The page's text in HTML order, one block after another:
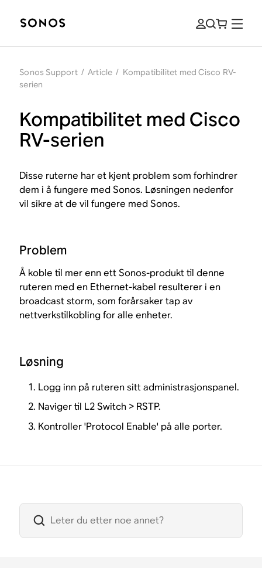
Sonos Support / Article / Kompatibilitet med Cisco RV-
serien
Kompatibilitet med Cisco
RV-serien
Disse ruterne har et kjent problem som forhindrer
dem i å fungere med Sonos. Løsningen nedenfor
vil sikre at de vil fungere med Sonos.
Problem
Å koble til mer enn ett Sonos-produkt til denne
ruteren med en Ethernet-kabel resulterer i en
broadcast storm, som forårsaker tap av
nettverkstilkobling for alle enheter.
Løsning
Logg inn på ruteren sitt administrasjonspanel.
Naviger til L2 Switch > RSTP.
Kontroller 'Protocol Enable' på alle porter.